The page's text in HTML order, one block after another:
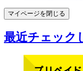
マイページを閉じる
最近チェック